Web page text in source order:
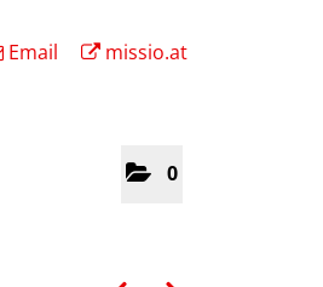
Email missio.at
0